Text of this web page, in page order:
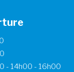
14h00 - 16h00